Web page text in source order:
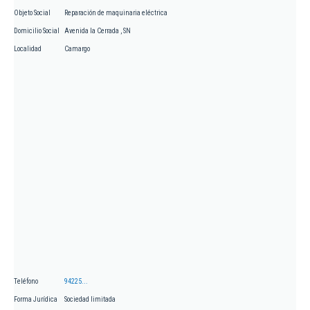
Objeto Social Reparación de maquinaria eléctrica
Domicilio Social Avenida la Cerrada , SN
Localidad Camargo
Teléfono 94225...
Forma Jurídica Sociedad limitada